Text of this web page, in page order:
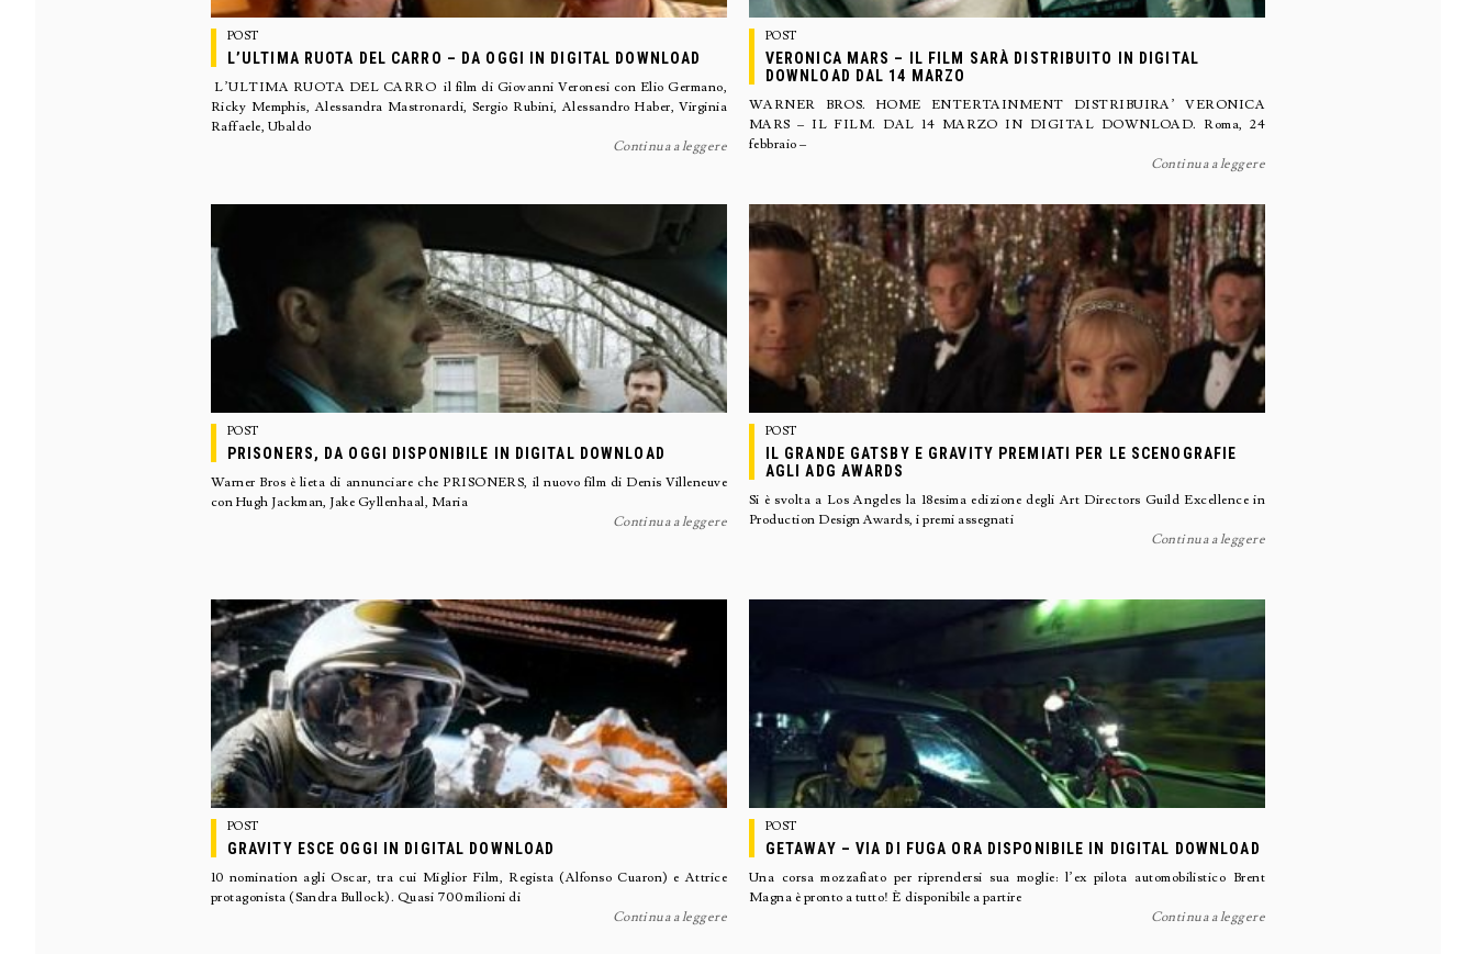
POST
L’ULTIMA RUOTA DEL CARRO – DA OGGI IN DIGITAL DOWNLOAD
L’ULTIMA RUOTA DEL CARRO il film di Giovanni Veronesi con Elio Germano,
Ricky Memphis, Alessandra Mastronardi, Sergio Rubini, Alessandro Haber, Virginia
Raffaele, Ubaldo
Continua a leggere
POST
VERONICA MARS – IL FILM SARÀ DISTRIBUITO IN DIGITAL
DOWNLOAD DAL 14 MARZO
WARNER BROS. HOME ENTERTAINMENT DISTRIBUIRA’ VERONICA
MARS – IL FILM. DAL 14 MARZO IN DIGITAL DOWNLOAD. Roma, 24
febbraio –
Continua a leggere
POST
PRISONERS, DA OGGI DISPONIBILE IN DIGITAL DOWNLOAD
Warner Bros è lieta di annunciare che PRISONERS, il nuovo film di Denis Villeneuve
con Hugh Jackman, Jake Gyllenhaal, Maria
Continua a leggere
POST
IL GRANDE GATSBY E GRAVITY PREMIATI PER LE SCENOGRAFIE
AGLI ADG AWARDS
Si è svolta a Los Angeles la 18esima edizione degli Art Directors Guild Excellence in
Production Design Awards, i premi assegnati
Continua a leggere
POST
GRAVITY ESCE OGGI IN DIGITAL DOWNLOAD
10 nomination agli Oscar, tra cui Miglior Film, Regista (Alfonso Cuaron) e Attrice
protagonista (Sandra Bullock). Quasi 700 milioni di
Continua a leggere
POST
GETAWAY – VIA DI FUGA ORA DISPONIBILE IN DIGITAL DOWNLOAD
Una corsa mozzafiato per riprendersi sua moglie: l’ex pilota automobilistico Brent
Magna è pronto a tutto! È disponibile a partire
Continua a leggere